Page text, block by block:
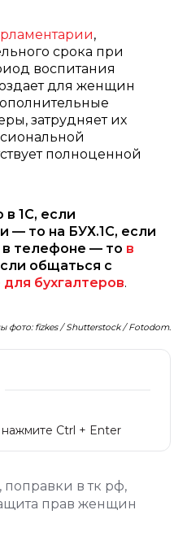
,
срока при
воспитания
для женщин
затрудняет их
полноценной
в 1С, если
— то на БУХ.1С, если
в телефоне — то в
общаться с
для бухгалтеров.
фото: fizkes / Shutterstock / Fotodom.
Ctrl + Enter
, поправки в тк рф,
прав женщин